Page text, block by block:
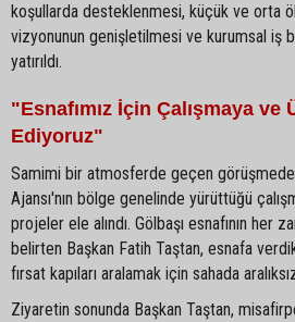
koşullarda desteklenmesi, küçük ve orta
vizyonunun genişletilmesi ve kurumsal iş
yatırıldı.
"Esnafımız İçin Çalışmaya ve
Ediyoruz"
Samimi bir atmosferde geçen
Ajansı'nın bölge genelinde yürüttüğü
projeler ele alındı. Gölbaşı esnafının her
belirten Başkan Fatih Taştan, esnafa
fırsat kapıları aralamak için sahada
Ziyaretin sonunda Başkan Taştan,